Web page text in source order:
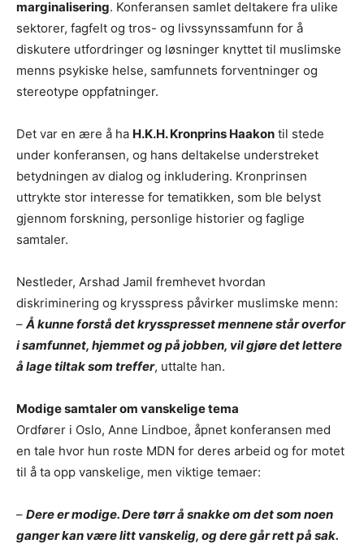
marginalisering. Konferansen samlet deltakere fra ulike
sektorer, fagfelt og tros- og livssynssamfunn for å
diskutere utfordringer og løsninger knyttet til muslimske
menns psykiske helse, samfunnets forventninger og
stereotype oppfatninger.
Det var en ære å ha H.K.H. Kronprins Haakon til stede
under konferansen, og hans deltakelse understreket
betydningen av dialog og inkludering. Kronprinsen
uttrykte stor interesse for tematikken, som ble belyst
gjennom forskning, personlige historier og faglige
samtaler.
Nestleder, Arshad Jamil fremhevet hvordan
diskriminering og krysspress påvirker muslimske menn:
– Å kunne forstå det krysspresset mennene står overfor
i samfunnet, hjemmet og på jobben, vil gjøre det lettere
å lage tiltak som treffer, uttalte han.
Modige samtaler om vanskelige tema
Ordfører i Oslo, Anne Lindboe, åpnet konferansen med
en tale hvor hun roste MDN for deres arbeid og for motet
til å ta opp vanskelige, men viktige temaer:
– Dere er modige. Dere tørr å snakke om det som noen
ganger kan være litt vanskelig, og dere går rett på sak.